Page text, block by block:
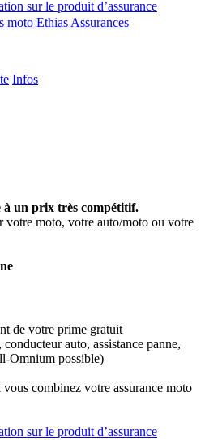
sur le produit d’assurance
moto Ethias Assurances
Infos
à un prix très compétitif.
votre moto, votre auto/moto ou votre
de votre prime gratuit
auto, assistance panne,
Omnium possible)
vous combinez votre assurance moto
sur le produit d’assurance